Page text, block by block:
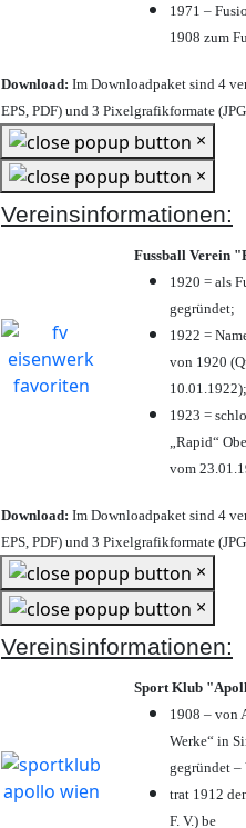
1971 –
1908 zum
Download: Im Downloadpaket sind 4
EPS, PDF) und 3 Pixelgrafikformate
×
×
Vereinsinformationen:
Fussball Verein
1920 = als
gegründet;
1922 =
von 1920
1923 =
„Rapid“
vom
Download: Im Downloadpaket sind 4
EPS, PDF) und 3 Pixelgrafikformate
×
×
Vereinsinformationen:
Sport Klub
1908 – von
Werke“ in
gegründet –
trat 1912
F. V.) be